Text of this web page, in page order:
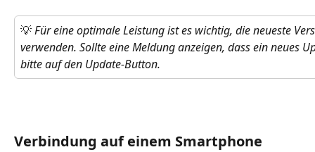
💡 Für eine optimale Leistung ist es wichtig, die neueste
verwenden. Sollte eine Meldung anzeigen, dass ein neues
bitte auf den Update-Button.
Verbindung auf einem Smartphone